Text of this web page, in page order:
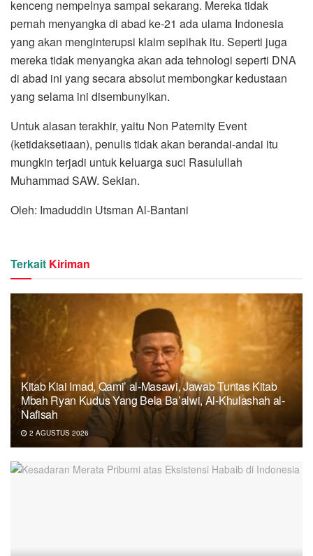
kenceng nempelnya sampai sekarang. Mereka tidak
pernah menyangka di abad ke-21 ada ulama Indonesia
yang akan menginterupsi klaim sepihak itu. Seperti juga
mereka tidak menyangka akan ada tehnologi seperti DNA
di abad ini yang secara absolut membongkar kedustaan
yang selama ini disembunyikan.
Untuk alasan terakhir, yaitu Non Paternity Event
(ketidaksetiaan), penulis tidak akan berandai-andai itu
mungkin terjadi untuk keluarga suci Rasulullah
Muhammad SAW. Sekian.
Oleh: Imaduddin Utsman Al-Bantani
Terkait Kiriman
Kitab Kiai Imad, Qami’ al-Masawi, Jawab Tuntas Kitab
Mbah Ryan Kudus Yang Bela Ba’alwi, Al-Khulashah al-
Nafisah
2 AGUSTUS 2026